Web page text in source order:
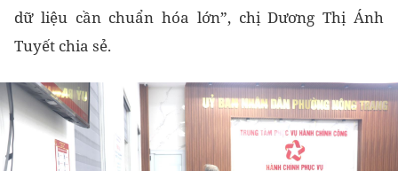
dữ liệu cần chuẩn hóa lớn”, chị Dương Thị Ánh
Tuyết chia sẻ.